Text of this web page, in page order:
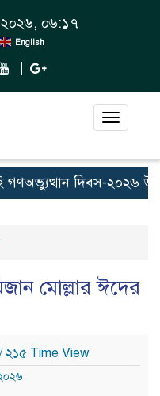
২০২৬, ০৬:১৭
English
Toggle
দিবস-২০২৬
মোল্লার ঈদের
/ ২১৫ Time View